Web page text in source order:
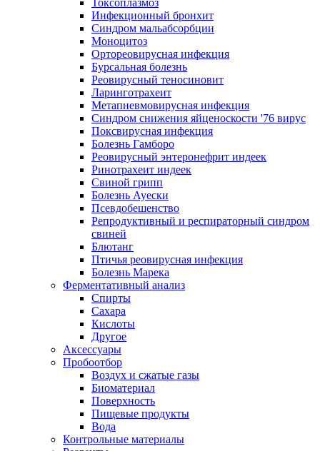
Токсоплазмоз
Инфекционный бронхит
Синдром мальабсорбции
Моноцитоз
Ортореовирусная инфекция
Бурсальная болезнь
Реовирусный теносиновит
Ларинготрахеит
Метапневмовирусная инфекция
Синдром снижения яйценоскости '76 вирус
Поксвирусная инфекция
Болезнь Гамборо
Реовирусный энтеронефрит индеек
Ринотрахеит индеек
Свиной грипп
Болезнь Ауески
Псевдобешенство
Репродуктивный и респираторный синдром
свиней
Блютанг
Птичья реовирусная инфекция
Болезнь Марека
Ферментативный анализ
Спирты
Сахара
Кислоты
Другое
Аксессуары
Пробоотбор
Воздух и сжатые газы
Биоматериал
Поверхность
Пищевые продукты
Вода
Контрольные материалы